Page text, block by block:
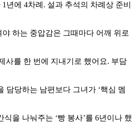
에 4차례. 설과 추석의 차례상 준비
하는 중압감은 그때마다 어깨 위로
사를 한 번에 지내기로 했어요. 부담
담당하는 남편보다 그녀가 ‘핵심 멤
을 나눠주는 ‘빵 봉사’를 6년이나 했